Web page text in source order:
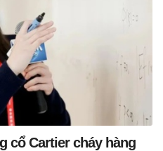
cổ Cartier cháy hàng